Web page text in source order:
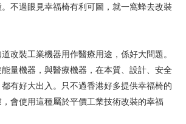
不過眼見幸福椅有利可圖，就一窩蜂去改裝
改裝工業機器用作醫療用途，係好大問題。
量機器，與醫療機器，在本質、設計、安全
有好大出入。只不過香港好多提供幸福椅的
會使用這種屬於平價工業技術改裝的幸福